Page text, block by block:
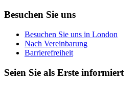
Besuchen Sie uns
Besuchen Sie uns in London
Nach Vereinbarung
Barrierefreiheit
Seien Sie als Erste informiert